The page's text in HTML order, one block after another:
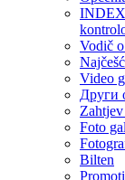
INDEX
Vodič
Video
Други
Foto
Bilten